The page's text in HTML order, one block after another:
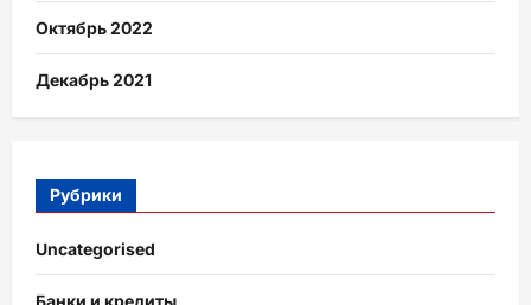
Октябрь 2022
Декабрь 2021
Рубрики
Uncategorised
Банки и кредиты